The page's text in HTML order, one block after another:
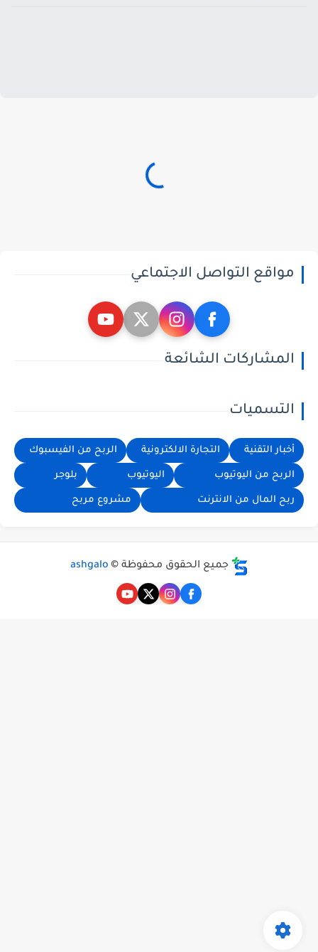
مواقع التواصل الاجتماعي
المشاركات الشائعة
التسميات
أخبار التقنية التجارة الالكترونية الربح من الفيسبوك
الربح من اليوتيوب اليوتيوب بلوجر
ربح المال من الانترنت مشروع مربح
جميع الحقوق محفوظة © ashgalo